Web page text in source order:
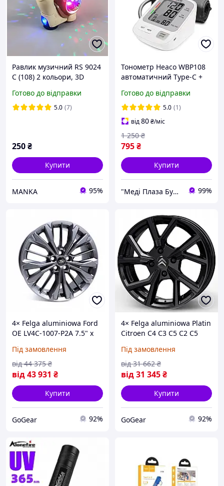
Равлик музичний RS 9024
C (108) 2 кольори, 3D
вільного ходу, мелодія, в
коробці
Готово до відправки
5.0 (7)
250₴
Купити
MANKA 95%
Тонометр Heaco WBP108
автоматичний Type-C +
плече гарантія 2 роки
Готово до відправки
5.0 (1)
від80₴/міс
795₴
1 250 ₴
Купити
"Меді Плаза Будь Здоров!" - інтернет магазин якісної медтехніки для дому 99%
4× Felga aluminiowa Ford
OE LV4C-1007-P2A 7.5" x
Замовлення)
Під замовлення
від43 931 ₴
від 44 375 ₴
Купити
GoGear 92%
4× Felga aluminiowa Platin
Citroen C4 C3 C5 C2 C5
Замовлення)
Під замовлення
від31 345₴
від 31 662 ₴
Купити
GoGear 92%